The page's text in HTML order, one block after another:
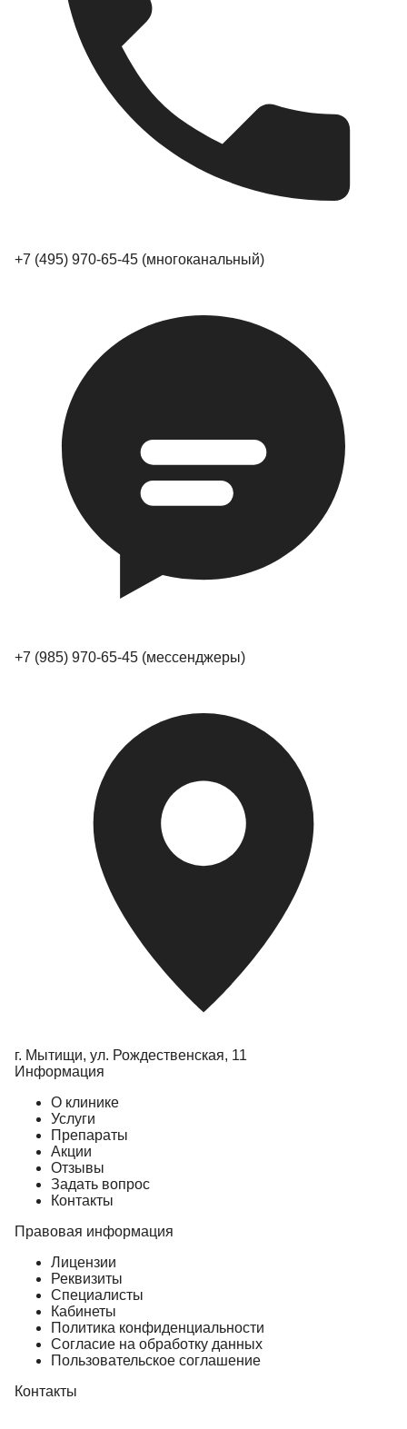
+7 (495) 970-65-45 (многоканальный)
+7 (985) 970-65-45 (мессенджеры)
г. Мытищи, ул. Рождественская, 11
Информация
О клинике
Услуги
Препараты
Акции
Отзывы
Задать вопрос
Контакты
Правовая информация
Лицензии
Реквизиты
Специалисты
Кабинеты
Политика конфиденциальности
Согласие на обработку данных
Пользовательское соглашение
Контакты